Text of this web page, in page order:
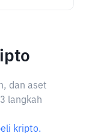
dan aset
langkah
kripto.